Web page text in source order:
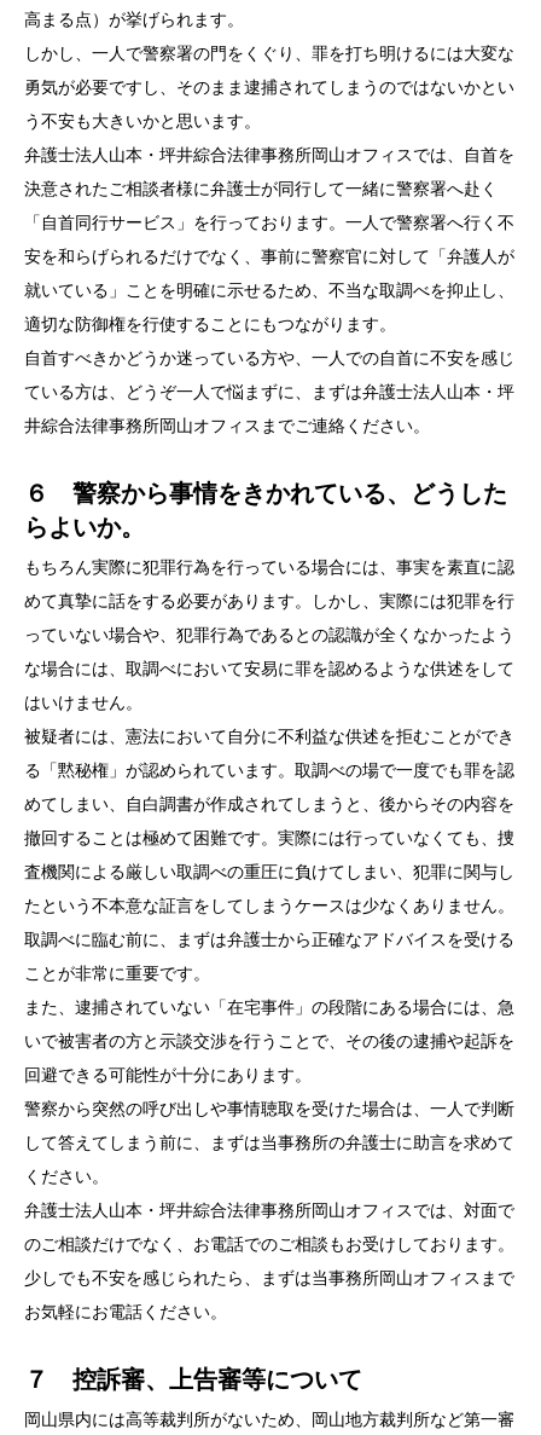
高まる点）が挙げられます。
しかし、一人で警察署の門をくぐり、罪を打ち明けるには大変な
勇気が必要ですし、そのまま逮捕されてしまうのではないかとい
う不安も大きいかと思います。
弁護士法人山本・坪井綜合法律事務所岡山オフィスでは、自首を
決意されたご相談者様に弁護士が同行して一緒に警察署へ赴く
「自首同行サービス」を行っております。一人で警察署へ行く不
安を和らげられるだけでなく、事前に警察官に対して「弁護人が
就いている」ことを明確に示せるため、不当な取調べを抑止し、
適切な防御権を行使することにもつながります。
自首すべきかどうか迷っている方や、一人での自首に不安を感じ
ている方は、どうぞ一人で悩まずに、まずは弁護士法人山本・坪
井綜合法律事務所岡山オフィスまでご連絡ください。
６ 警察から事情をきかれている、どうした
らよいか。
もちろん実際に犯罪行為を行っている場合には、事実を素直に認
めて真摯に話をする必要があります。しかし、実際には犯罪を行
っていない場合や、犯罪行為であるとの認識が全くなかったよう
な場合には、取調べにおいて安易に罪を認めるような供述をして
はいけません。
被疑者には、憲法において自分に不利益な供述を拒むことができ
る「黙秘権」が認められています。取調べの場で一度でも罪を認
めてしまい、自白調書が作成されてしまうと、後からその内容を
撤回することは極めて困難です。実際には行っていなくても、捜
査機関による厳しい取調べの重圧に負けてしまい、犯罪に関与し
たという不本意な証言をしてしまうケースは少なくありません。
取調べに臨む前に、まずは弁護士から正確なアドバイスを受ける
ことが非常に重要です。
また、逮捕されていない「在宅事件」の段階にある場合には、急
いで被害者の方と示談交渉を行うことで、その後の逮捕や起訴を
回避できる可能性が十分にあります。
警察から突然の呼び出しや事情聴取を受けた場合は、一人で判断
して答えてしまう前に、まずは当事務所の弁護士に助言を求めて
ください。
弁護士法人山本・坪井綜合法律事務所岡山オフィスでは、対面で
のご相談だけでなく、お電話でのご相談もお受けしております。
少しでも不安を感じられたら、まずは当事務所岡山オフィスまで
お気軽にお電話ください。
７ 控訴審、上告審等について
岡山県内には高等裁判所がないため、岡山地方裁判所など第一審